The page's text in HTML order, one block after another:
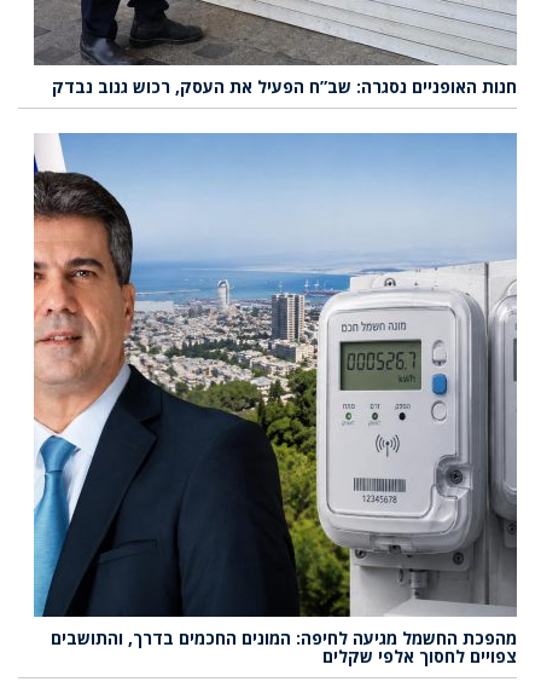
חנות האופניים נסגרה: שב”ח הפעיל את העסק, רכוש גנוב נבדק
מהפכת החשמל מגיעה לחיפה: המונים החכמים בדרך, והתושבים
צפויים לחסוך אלפי שקלים